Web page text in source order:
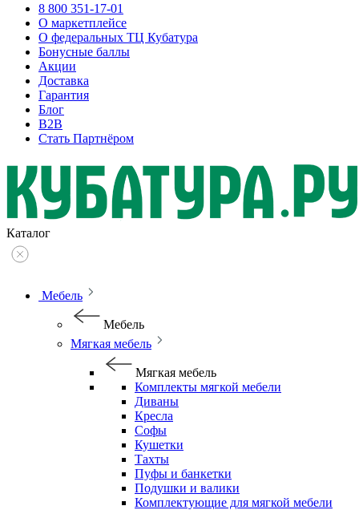
8 800 351-17-01
О маркетплейсе
О федеральных ТЦ Кубатура
Бонусные баллы
Акции
Доставка
Гарантия
Блог
B2B
Стать Партнёром
Каталог
Мебель
Мебель
Мягкая мебель
Мягкая мебель
Комплекты мягкой мебели
Диваны
Кресла
Софы
Кушетки
Тахты
Пуфы и банкетки
Подушки и валики
Комплектующие для мягкой мебели